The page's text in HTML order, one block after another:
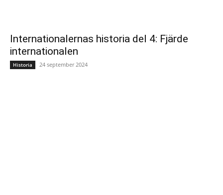
Internationalernas historia del 4: Fjärde
internationalen
Historia 24 september 2024